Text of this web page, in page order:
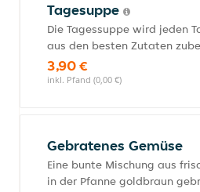
Tagesuppe
Die Tagessuppe wird jeden
aus den besten Zutaten
3,90 €
inkl. Pfand (0,00 €)
Gebratenes Gemüse
Eine bunte Mischung aus
in der Pfanne goldbraun